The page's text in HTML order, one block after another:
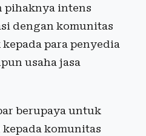
pihaknya intens
dengan komunitas
para penyedia
usaha jasa
berupaya untuk
kepada komunitas